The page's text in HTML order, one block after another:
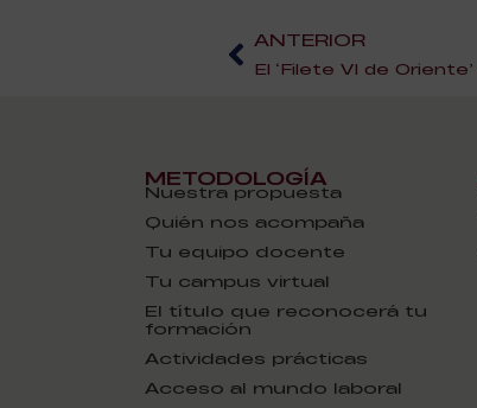
ANTERIOR
METODOLOGÍA
Nuestra propuesta
Quién nos acompaña
Tu equipo docente
Tu campus virtual
El título que reconocerá tu
formación
Actividades prácticas
Acceso al mundo laboral